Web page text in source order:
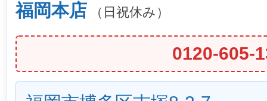
福岡本店 （日祝休み）
0120-605-